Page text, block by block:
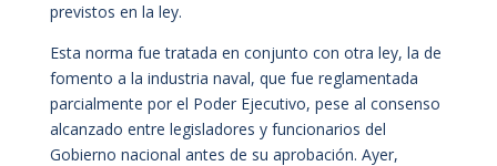
previstos en la ley.
Esta norma fue tratada en conjunto con otra ley, la de
fomento a la industria naval, que fue reglamentada
parcialmente por el Poder Ejecutivo, pese al consenso
alcanzado entre legisladores y funcionarios del
Gobierno nacional antes de su aprobación. Ayer,